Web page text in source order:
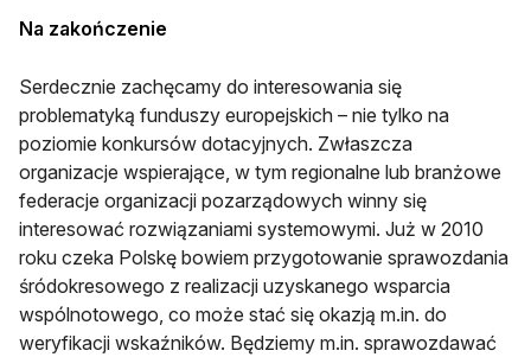
Na zakończenie
Serdecznie zachęcamy do interesowania się
problematyką funduszy europejskich – nie tylko na
poziomie konkursów dotacyjnych. Zwłaszcza
organizacje wspierające, w tym regionalne lub branżowe
federacje organizacji pozarządowych winny się
interesować rozwiązaniami systemowymi. Już w 2010
roku czeka Polskę bowiem przygotowanie sprawozdania
śródokresowego z realizacji uzyskanego wsparcia
wspólnotowego, co może stać się okazją m.in. do
weryfikacji wskaźników. Będziemy m.in. sprawozdawać